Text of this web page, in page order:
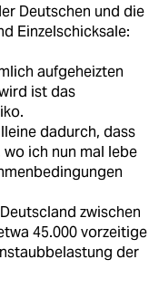
Deutschen und die
Einzelschicksale:
aufgeheizten
ist das
dadurch, dass
ich nun mal lebe
zwischen
45.000 vorzeitige
der